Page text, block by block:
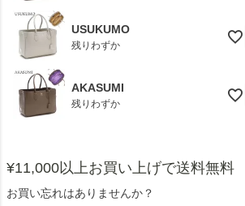
USUKUMO
残りわずか
AKASUMI
残りわずか
¥11,000以上お買い上げで送料無料
お買い忘れはありませんか？